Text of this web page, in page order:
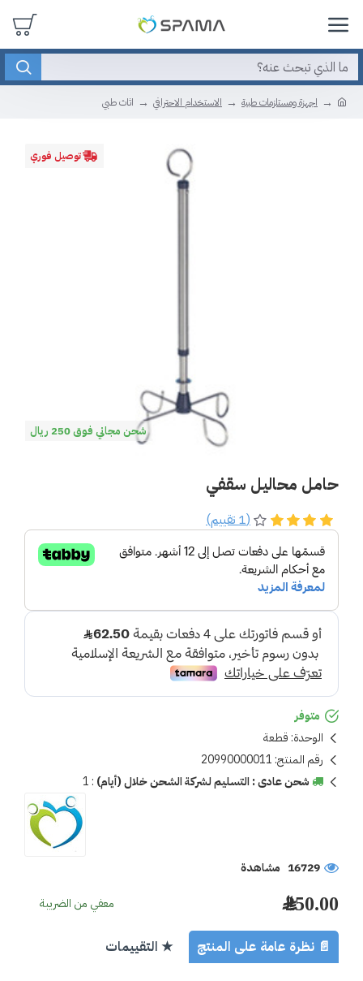
اجهزة ومستلزمات طبية الاستخدام الاحترافي اثاث طبي
توصيل فوري
شحن مجاني فوق 250 ريال
حامل محاليل سقفي
متوفر
الوحدة: قطعة
رقم المنتج: 20990000011
شحن عادى : التسليم لشركة الشحن خلال (أيام) :
1
16729 مشاهدة
(1 تقييم)
250.00 ﷼ معفي من الضريبة
📄 نظرة عامة على المنتج ★ التقييمات